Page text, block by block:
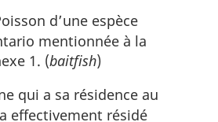
d’une espèce
mentionnée à la
1. (baitfish)
qui a sa résidence au
effectivement résidé